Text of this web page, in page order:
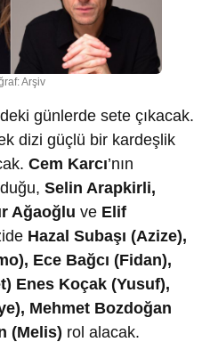
Arşiv
günlerde sete çıkacak.
dizi güçlü bir kardeşlik
Cem Karcı’nın
Selin Arapkirli,
Ağaoğlu ve Elif
Hazal Subaşı (Azize),
Ece Bağcı (Fidan),
Enes Koçak (Yusuf),
Mehmet Bozdoğan
(Melis) rol alacak.